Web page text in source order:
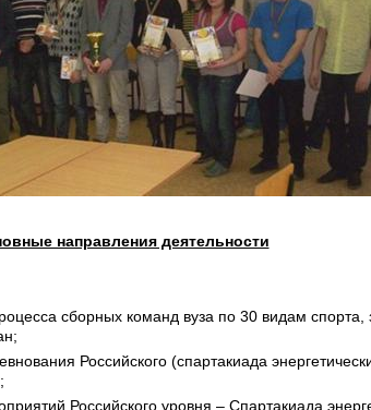
направления деятельности
сборных команд вуза по 30 видам
Российского (спартакиада
Российского уровня – Спартакиада